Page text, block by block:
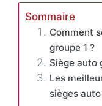
Sommaire
Comment
groupe 1 ?
Siège auto
Les
sièges